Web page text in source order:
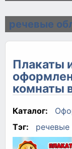
речевые
Плакаты
комнаты
Каталог:
Тэг:
речевые